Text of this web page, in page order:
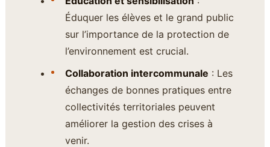
Éduquer les élèves et le grand public
sur l’importance de la protection de
l’environnement est crucial.
Collaboration intercommunale : Les
échanges de bonnes pratiques entre
collectivités territoriales peuvent
améliorer la gestion des crises à
venir.